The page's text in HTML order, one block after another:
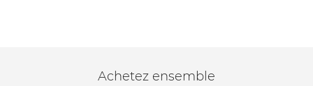
Achetez ensemble